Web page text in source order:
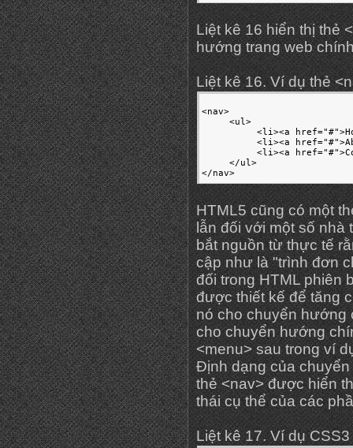
Liệt kê 16 hiển thị thẻ
hướng trang web
Liệt kê 16. Ví dụ thẻ
<nav>
     <ul>
<li><a
<li><a
<li><a
     </ul>
</nav>
HTML5 cũng có một
lẫn đối với một số nhà
bắt nguồn từ thực tế
cập như là "trình đơn
đối trong HTML phiên
được thiết kế để tăng
nó cho chuyển hướng
cho chuyển hướng
<menu> sau trong ví
Định dạng của
thẻ <nav> được hiển
thái cụ thể của các
Liệt kê 17. Ví dụ CSS3